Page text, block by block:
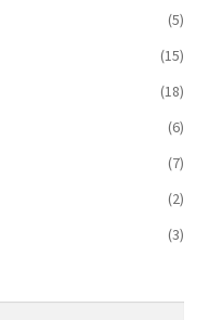
(5)
(15)
(18)
(6)
(7)
(2)
(3)